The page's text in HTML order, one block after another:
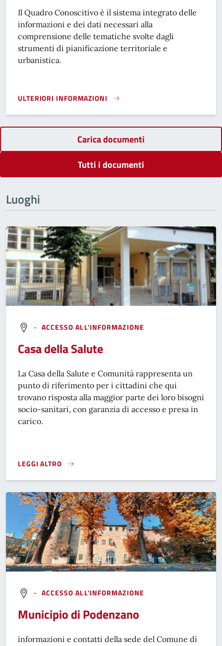
Il Quadro Conoscitivo è il sistema integrato delle
informazioni e dei dati necessari alla
comprensione delle tematiche svolte dagli
strumenti di pianificazione territoriale e
urbanistica.
ULTERIORI INFORMAZIONI
QUADRO CONOSCITIVO - A. SISTEMA SOCIO ECONOMICO}
Carica documenti
Tutti i documenti
Luoghi
- ACCESSO ALL'INFORMAZIONE
Casa della Salute
La Casa della Salute e Comunità rappresenta un
punto di riferimento per i cittadini che qui
trovano risposta alla maggior parte dei loro bisogni
socio-sanitari, con garanzia di accesso e presa in
carico.
LEGGI ALTRO
}
- ACCESSO ALL'INFORMAZIONE
Municipio di Podenzano
informazioni e contatti della sede del Comune di